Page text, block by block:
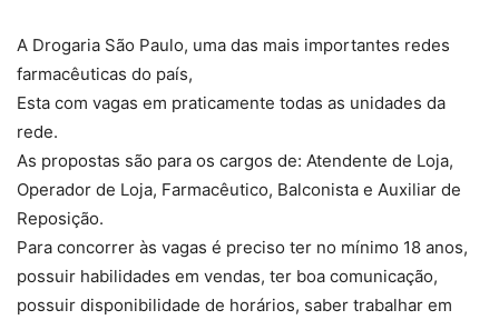
A Drogaria São Paulo, uma das mais importantes redes
farmacêuticas do país,
Esta com vagas em praticamente todas as unidades da
rede.
As propostas são para os cargos de: Atendente de Loja,
Operador de Loja, Farmacêutico, Balconista e Auxiliar de
Reposição.
Para concorrer às vagas é preciso ter no mínimo 18 anos,
possuir habilidades em vendas, ter boa comunicação,
possuir disponibilidade de horários, saber trabalhar em